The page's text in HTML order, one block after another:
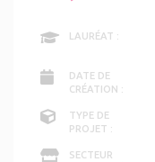
LAURÉAT :
DATE DE
CRÉATION :
TYPE DE
PROJET :
SECTEUR